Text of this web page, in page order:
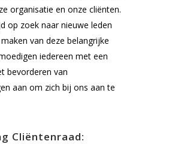
organisatie en onze cliënten.
op zoek naar nieuwe leden
van deze belangrijke
iedereen met een
bevorderen van
aan om zich bij ons aan te
Cliëntenraad: